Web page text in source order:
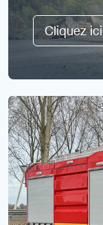
Cliquez ici